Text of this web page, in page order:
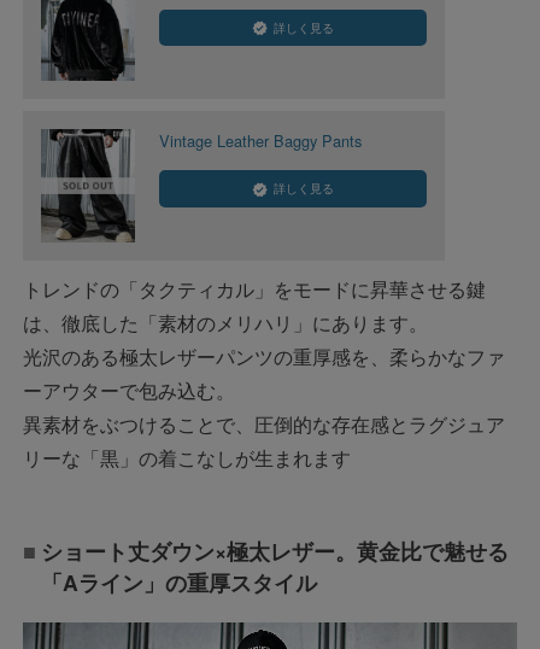
詳しく見る
Vintage Leather Baggy Pants
詳しく見る
トレンドの「タクティカル」をモードに昇華させる鍵
は、徹底した「素材のメリハリ」にあります。
光沢のある極太レザーパンツの重厚感を、柔らかなファ
ーアウターで包み込む。
異素材をぶつけることで、圧倒的な存在感とラグジュア
リーな「黒」の着こなしが生まれます
ショート丈ダウン×極太レザー。黄金比で魅せる
「Aライン」の重厚スタイル